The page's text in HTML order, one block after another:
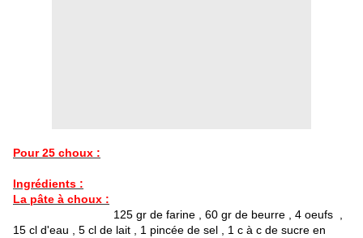
Pour 25 choux :
Ingrédients :
La pâte à choux :
125 gr de farine , 60 gr de beurre , 4 oeufs ,
15 cl d'eau , 5 cl de lait , 1 pincée de sel , 1 c à c de sucre en